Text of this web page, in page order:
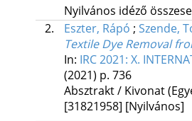
Nyilvános idéző
2.
Eszter, Rápó ; Szende,
Textile Dye Removal
In: IRC 2021: X.
(2021) p. 736
Absztrakt / Kivonat
[31821958] [Nyilvános]